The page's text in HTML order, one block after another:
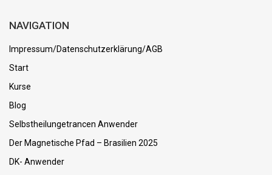
NAVIGATION
Impressum/Datenschutzerklärung/AGB
Start
Kurse
Blog
Selbstheilungetrancen Anwender
Der Magnetische Pfad – Brasilien 2025
DK- Anwender